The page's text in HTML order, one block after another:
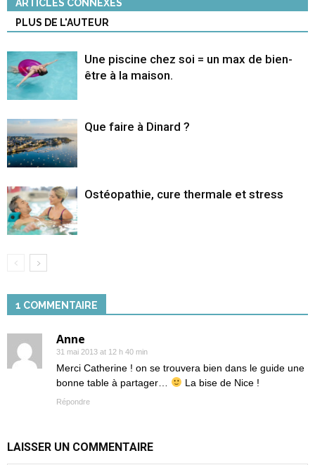
ARTICLES CONNEXES
PLUS DE L'AUTEUR
Une piscine chez soi = un max de bien-
être à la maison.
Que faire à Dinard ?
Ostéopathie, cure thermale et stress
1 COMMENTAIRE
Anne
31 mai 2013 at 12 h 40 min
Merci Catherine ! on se trouvera bien dans le guide une
bonne table à partager…
La bise de Nice !
Répondre
LAISSER UN COMMENTAIRE